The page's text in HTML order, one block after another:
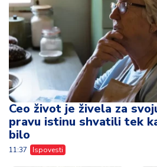
Ceo život je živela za
pravu istinu shvatili tek
bilo
11:37 Ispovesti